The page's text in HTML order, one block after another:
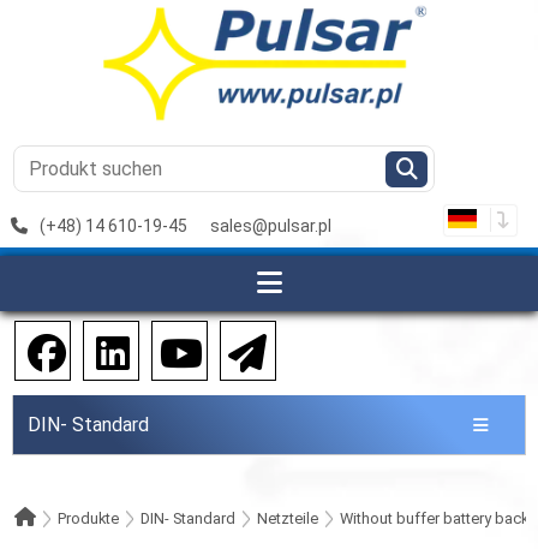
(+48) 14 610-19-45 sales@pulsar.pl
DIN- Standard
Produkte DIN- Standard Netzteile Without buffer battery